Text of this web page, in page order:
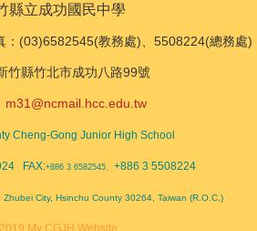
縣立成功國民中學
(03)6582545(教務處)、5508224(總務處)
竹縣竹北市成功八路99號
m31@ncmail.hcc.edu.tw
Cheng-Gong Junior High School
FAX:+886 3 6582545、 +886 3 5508224
City, Hsinchu County 30264, Taiwan (R.O.C.)
My CGJH Website